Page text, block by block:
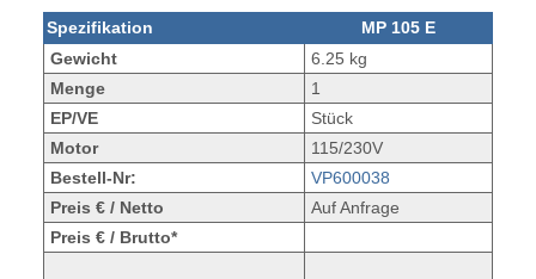
Spezifikation
MP 105 E
Gewicht
6.25 kg
Menge
1
EP/VE
Stück
Motor
115/230V
Bestell-Nr:
VP600038
Preis € / Netto
Auf Anfrage
Preis € / Brutto*